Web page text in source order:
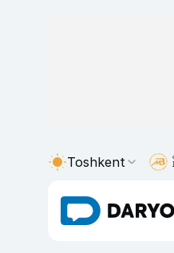
Toshkent